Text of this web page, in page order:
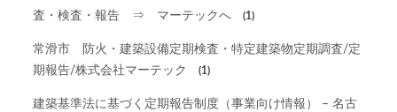
査・検査・報告 ⇒ マーテックへ
(1)
常滑市 防火・建築設備定期検査・特定建築物定期調査/定
期報告/株式会社マーテック
(1)
建築基準法に基づく定期報告制度（事業向け情報） – 名古